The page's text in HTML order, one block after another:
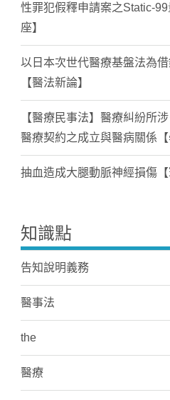
性罪犯假釋申請案之Static-
座】
以日本次世代醫療基盤法為
【醫法新論】
【醫療民事法】醫療糾紛所
醫療契約之成立與醫病關係【
抽血造成大腿動脈神經損傷【
知識點
告知說明義務
醫事法
the
醫療